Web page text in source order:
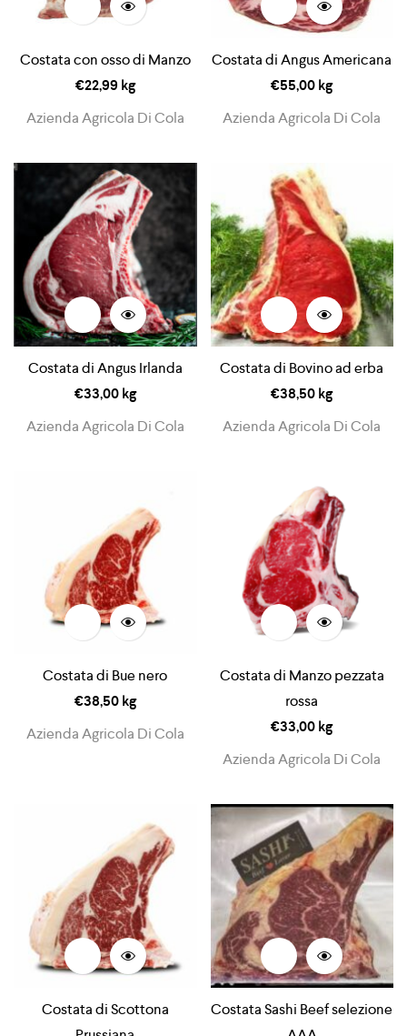
Costata con osso di Manzo
€22,99 kg
Azienda Agricola Di Cola
Costata di Angus Americana
€55,00kg
Azienda Agricola Di Cola
Costata di Angus Irlanda
€33,00kg
Azienda Agricola Di Cola
Costata di Bovino ad erba
€38,50kg
Azienda Agricola Di Cola
Costata di Bue nero
€38,50kg
Azienda Agricola Di Cola
Costata di Manzo pezzata
rossa
€33,00kg
Azienda Agricola Di Cola
Costata di Scottona
Costata Sashi Beef selezione